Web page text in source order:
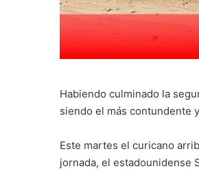
Habiendo culminado la
siendo el más contundente
Este martes el curicano
jornada, el estadounidense